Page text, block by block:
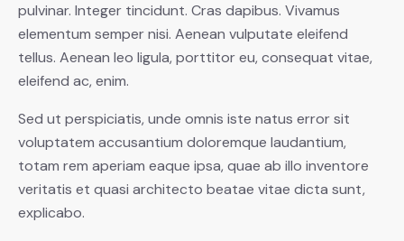
pulvinar. Integer tincidunt. Cras dapibus. Vivamus
elementum semper nisi. Aenean vulputate eleifend
tellus. Aenean leo ligula, porttitor eu, consequat vitae,
eleifend ac, enim.
Sed ut perspiciatis, unde omnis iste natus error sit
voluptatem accusantium doloremque laudantium,
totam rem aperiam eaque ipsa, quae ab illo inventore
veritatis et quasi architecto beatae vitae dicta sunt,
explicabo.